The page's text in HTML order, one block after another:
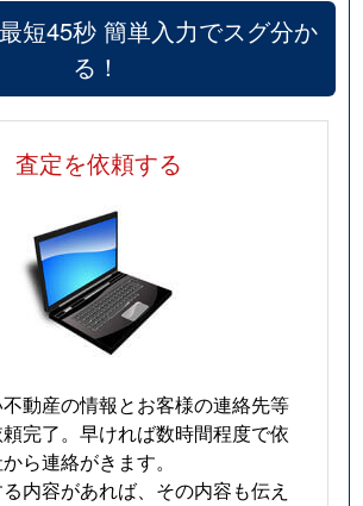
最短45秒 簡単入力でスグ分か
る！
査定を依頼する
動産の情報とお客様の連絡先等
完了。早ければ数時間程度で依
ら連絡がきます。
内容があれば、その内容も伝え